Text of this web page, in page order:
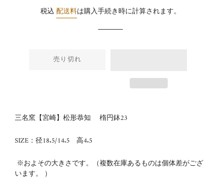
価
価
税込 配送料は購入手続き時に計算されます。
売り切れ
三名窯【宮崎】松形恭知 楕円鉢23
SIZE：径18.5/14.5 高4.5
※およその大きさです。（複数在庫あるものは個体差がござ
います。 ）